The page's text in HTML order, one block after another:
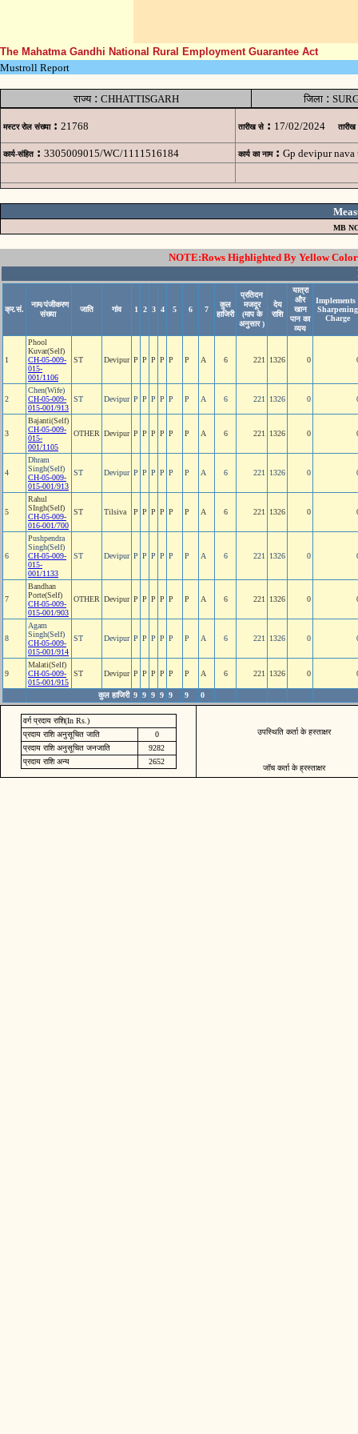
The Mahatma Gandhi National Rural Employment Guarantee Act
Mustroll Report
राज्य: CHHATTISGARH जिला :
मस्टर रोल संख्या : 21768 तारीख से : 17/02/2024 तारीख
कार्य-संहित : 3305009015/WC/1111516184 कार्य का नाम : Gp devipur
MB
NOTE:Rows Highlighted By Yellow
क्र.सं.
नाम/पंजीकरण
संख्या
जाति गांव 1 2 3 4 5 6 7
कुल
हाजिरी
प्रतिदन
मजदूर
(माप के
अनुसार )
देय
राशि
यात्रा
और
खान
पान का
व्यय
Implements
Sharpening
Charge
1
Phool
Kuvar(Self)
CH-05-009-
015-
001/1106
ST Devipur P P P P P P A 6 221 1326 0
2
Chen(Wife)
CH-05-009-
015-001/913
ST Devipur P P P P P P A 6 221 1326 0
3
Bajanti(Self)
CH-05-009-
015-
001/1105
OTHER Devipur P P P P P P A 6 221 1326 0
4
Dhram
Singh(Self)
CH-05-009-
015-001/913
ST Devipur P P P P P P A 6 221 1326 0
5
Rahul
SIngh(Self)
CH-05-009-
016-001/700
ST Tilsiva P P P P P P A 6 221 1326 0
6
Pushpendra
Singh(Self)
CH-05-009-
015-
001/1133
ST Devipur P P P P P P A 6 221 1326 0
7
Bandhan
Porte(Self)
CH-05-009-
015-001/903
OTHER Devipur P P P P P P A 6 221 1326 0
8
Agam
Singh(Self)
CH-05-009-
015-001/914
ST Devipur P P P P P P A 6 221 1326 0
9
Malati(Self)
CH-05-009-
015-001/915
ST Devipur P P P P P P A 6 221 1326 0
कुल हाजिरी 9 9 9 9 9 9 0
वर्ग प्रदाय राशि(In Rs.)
प्रदाय राशि अनुसूचित जाति
0
प्रदाय राशि अनुसूचित जनजाति
9282
प्रदाय राशि अन्य
2652
उपस्थिति कर्ता के हस्ताक्षर
जॉच कर्ता के ह्रस्ताक्षर